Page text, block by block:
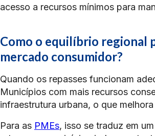
acesso a recursos mínimos para
Como o equilíbrio regional
mercado consumidor?
Quando os repasses funcionam
Municípios com mais recursos
infraestrutura urbana, o que
Para as PMEs, isso se traduz em